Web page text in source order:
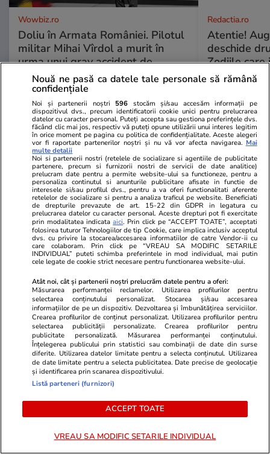
Wowbiz.ro
Doliu în Armata României. Pilotul
militar Mihai Vîrdol a murit în
urma unui grav accident de
motocicletă
Redactia.ro
Atentie!
deschide
Zodiile care
POLITIC
Analiză
Politică 11:00
Cum au ciopârțit aleșii noua
lege ANI. Ce a mai rămas din
transparența averilor
politicienilor
Analiză
Politică 07:00
Caracatița cu iz penal din
Agricultură. Rapida răzgândire
a ministrului Tanczos Barna
referitoare la suspendarea unor
șefi de instituții cercetați de
DNA
PARTENERI
Nouă ne pasă ca datele tale personale să rămână
confidențiale
Noi și partenerii noștri 596 stocăm și/sau accesăm informații pe
dispozitivul dvs., precum identificatorii cookie unici pentru prelucrarea
datelor cu caracter personal. Puteți accepta sau gestiona preferințele dvs.
făcând clic mai jos, respectiv vă puteți opune utilizării unui interes legitim
în orice moment pe pagina cu politica de confidențialitate. Aceste alegeri
vor fi raportate partenerilor noștri și nu vă vor afecta navigarea. Mai
multe detalii
Noi si partenerii nostri (retelele de socializare si agentiile de publicitate
partenere, precum si furnizorii nostri de servicii de date analitice)
prelucram date pentru a permite website-ului sa functioneze, pentru a
personaliza continutul si anunturile publicitare afisate in functie de
interesele si/sau profilul dvs., pentru a va oferi functionalitati aferente
retelelor de socializare si pentru a analiza traficul pe website. Beneficiati
de drepturile prevazute de art. 15-22 din GDPR in legatura cu
prelucrarea datelor cu caracter personal. Aceste drepturi pot fi exercitate
prin modalitatea indicataaici. Prin click pe “ACCEPT TOATE”, acceptati
folosirea tuturor Tehnologiilor de tip Cookie, care implica inclusiv acceptul
dvs. cu privire la stocarea/accesarea informatiilor de catre Vendor-ii cu
care colaboram. Prin click pe “VREAU SA MODIFIC SETARILE
INDIVIDUAL” puteti schimba preferintele in mod individual, mai putin
cele legate de cookie strict necesare pentru functionarea website-ului.
Atât noi, cât și partenerii noștri prelucrăm datele pentru a oferi:
Măsurarea performanței reclamelor. Utilizarea profilurilor pentru
selectarea conținutului personalizat. Stocarea și/sau accesarea
informațiilor de pe un dispozitiv. Dezvoltarea și îmbunătățirea serviciilor.
Crearea profilurilor de conținut personalizat. Utilizarea profilurilor pentru
selectarea publicității personalizate. Crearea profilurilor pentru
publicitate personalizată. Măsurarea performanței conținutului.
Înțelegerea publicului prin statistici sau combinații de date din surse
diferite. Utilizarea datelor limitate pentru a selecta conținutul. Utilizarea
de date limitate pentru a selecta publicitatea. Date precise de geolocație
și identificarea prin scanarea dispozitivului.
Listă parteneri (furnizori)
ACCEPT TOATE
VREAU SA MODIFIC SETARILE INDIVIDUAL